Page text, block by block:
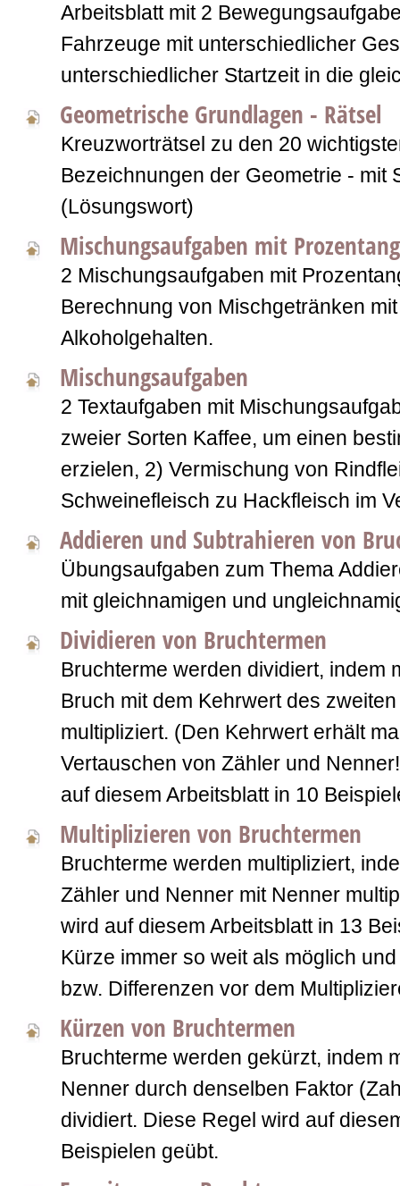
Arbeitsblatt mit 2
Fahrzeuge mit unterschiedlicher
unterschiedlicher Startzeit in die
Geometrische Grundlagen - Rätsel
Kreuzworträtsel zu den 20
Bezeichnungen der Geometrie - mit
(Lösungswort)
Mischungsaufgaben mit
2 Mischungsaufgaben mit
Berechnung von Mischgetränken
Alkoholgehalten.
Mischungsaufgaben
2 Textaufgaben mit
zweier Sorten Kaffee, um einen
erzielen, 2) Vermischung von
Schweinefleisch zu Hackfleisch im
Addieren und Subtrahieren von
Übungsaufgaben zum Thema
mit gleichnamigen und
Dividieren von Bruchtermen
Bruchterme werden dividiert, indem
Bruch mit dem Kehrwert des
multipliziert. (Den Kehrwert erhält
Vertauschen von Zähler und
auf diesem Arbeitsblatt in 10
Multiplizieren von Bruchtermen
Bruchterme werden multipliziert,
Zähler und Nenner mit Nenner
wird auf diesem Arbeitsblatt in 13
Kürze immer so weit als möglich
bzw. Differenzen vor dem
Kürzen von Bruchtermen
Bruchterme werden gekürzt, indem
Nenner durch denselben Faktor
dividiert. Diese Regel wird auf
Beispielen geübt.